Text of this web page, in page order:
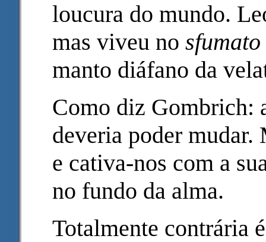
loucura do mundo.
mas viveu no sfumato
manto diáfano da
Como diz Gombrich:
deveria poder
e cativa-nos com a
no fundo da alma.
Totalmente contrária